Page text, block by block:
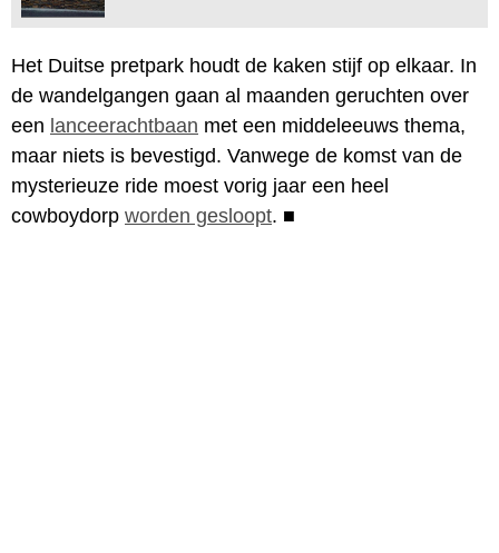
Het Duitse pretpark houdt de kaken stijf op elkaar. In
de wandelgangen gaan al maanden geruchten over
een lanceerachtbaan met een middeleeuws thema,
maar niets is bevestigd. Vanwege de komst van de
mysterieuze ride moest vorig jaar een heel
cowboydorp worden gesloopt. ■